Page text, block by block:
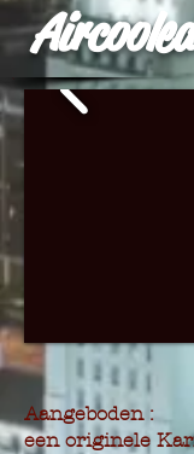
Aangeboden :
een originele